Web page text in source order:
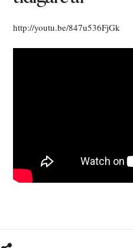
http://youtu.be/847u536FjGk